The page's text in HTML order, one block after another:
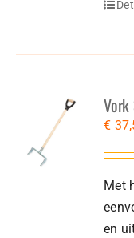
Vork
€
Met
en